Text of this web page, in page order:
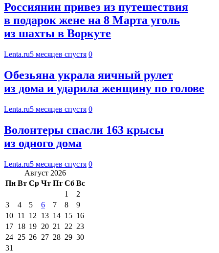
Россиянин привез из путешествия
в подарок жене на 8 Марта уголь
из шахты в Воркуте
Lenta.ru5 месяцев спустя 0
Обезьяна украла яичный рулет
из дома и ударила женщину по голове
Lenta.ru5 месяцев спустя 0
Волонтеры спасли 163 крысы
из одного дома
Lenta.ru5 месяцев спустя 0
Август 2026
Пн Вт Ср Чт Пт Сб Вс
1
2
3
4 5 6 7 8
9
10 11 12 13 14 15 16
17 18 19 20 21 22 23
24 25 26 27 28 29 30
31